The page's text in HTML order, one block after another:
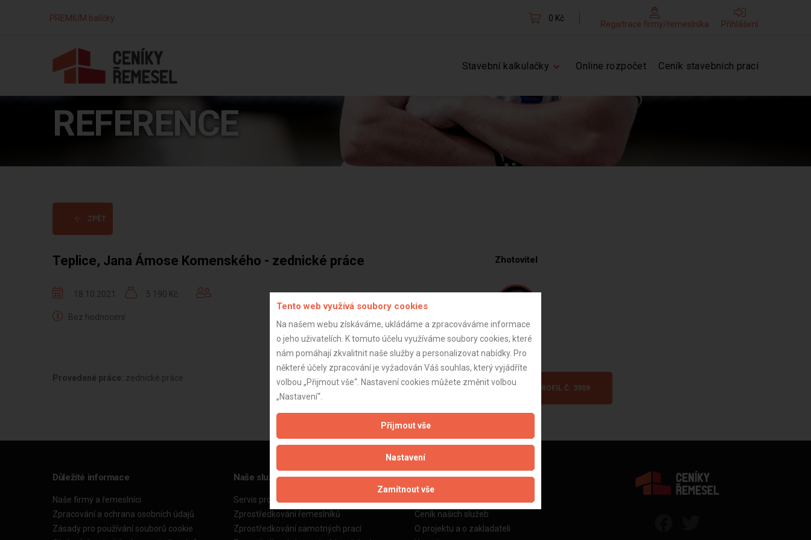
PREMIUM balíčky 0 Kč
Registrace firmy/řemeslníka Přihlášení
Stavební kalkulačky Online rozpočet Ceník stavebních prací
REFERENCE
ZPĚT
Teplice, Jana Ámose Komenského - zednické práce
18.10.2021 5 190 Kč
Bez hodnocení
Provedené práce: zednické práce
Zhotovitel
Lumír A.
ZOBRAZIT PROFIL Č. 3909
Důležité informace
Naše firmy a řemeslníci
Zpracování a ochrana osobních údajů
Zásady pro používání souborů cookie
Naše služby
Servis pro stavební firmy
Zprostředkování řemeslníků
Zprostředkování samotných prací
Informace o nás
Ceník našich služeb
O projektu a o zakladateli
Tento web využívá soubory cookies
Na našem webu získáváme, ukládáme a zpracováváme informace
o jeho uživatelích. K tomuto účelu využíváme soubory cookies, které
nám pomáhají zkvalitnit naše služby a personalizovat nabídky. Pro
některé účely zpracování je vyžadován Váš souhlas, který vyjádříte
volbou „Přijmout vše“. Nastavení cookies můžete změnit volbou
„Nastavení“.
Přijmout vše
Nastavení
Zamítnout vše